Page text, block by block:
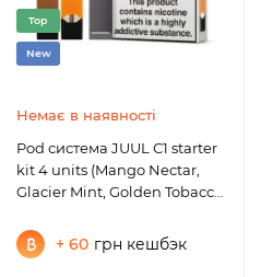
Top
New
Немає в наявності
Pod система JUUL С1 starter
kit 4 units (Mango Nectar,
Glacier Mint, Golden Tobacco,
+ 60 грн кешбэк